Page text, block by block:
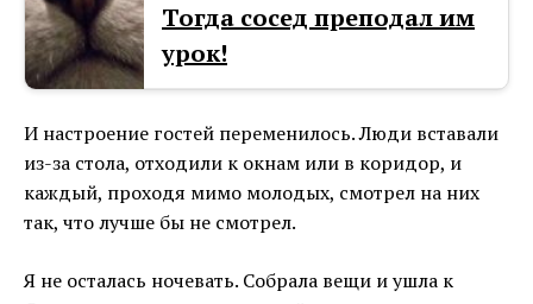
Тогда сосед преподал им
урок!
И настроение гостей переменилось. Люди вставали
из-за стола, отходили к окнам или в коридор, и
каждый, проходя мимо молодых, смотрел на них
так, что лучше бы не смотрел.
Я не осталась ночевать. Собрала вещи и ушла к